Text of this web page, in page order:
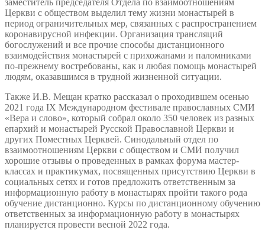
Церкви с обществом выделил тему жизни монастырей в
период ограничительных мер, связанных с распространением
коронавирусной инфекции. Организация трансляций
богослужений и все прочие способы дистанционного
взаимодействия монастырей с прихожанами и паломниками
по-прежнему востребованы, как и любая помощь монастырей
людям, оказавшимся в трудной жизненной ситуации.
Также И.В. Мещан кратко рассказал о проходившем осенью
2021 года IX Международном фестивале православных СМИ
«Вера и слово», который собрал около 350 человек из разных
епархий и монастырей Русской Православной Церкви и
других Поместных Церквей. Синодальный отдел по
взаимоотношениям Церкви с обществом и СМИ получил
хорошие отзывы о проведенных в рамках форума мастер-
классах и практикумах, посвященных присутствию Церкви в
социальных сетях и готов предложить ответственным за
информационную работу в монастырях пройти такого рода
обучение дистанционно. Курсы по дистанционному обучению
ответственных за информационную работу в монастырях
планируется провести весной 2022 года.